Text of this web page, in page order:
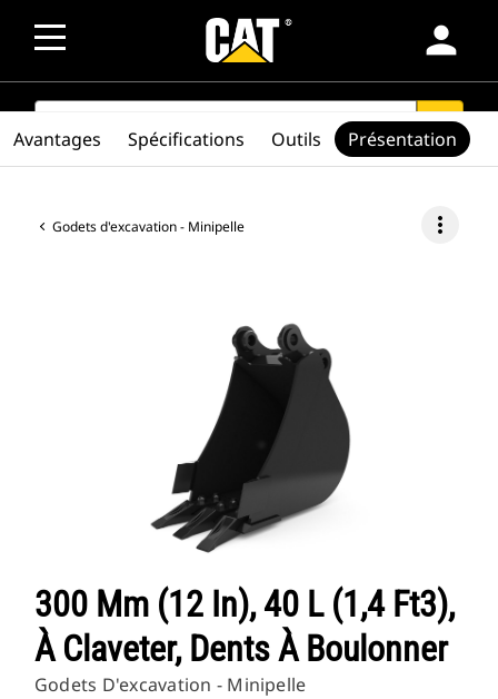
person
SEARCH search
Godets d'excavation - Minipelle more_vert
300 Mm (12 In), 40 L (1,4 Ft3),
À Claveter, Dents À Boulonner
Godets D'excavation - Minipelle
Avantages Spécifications Outils Présentation